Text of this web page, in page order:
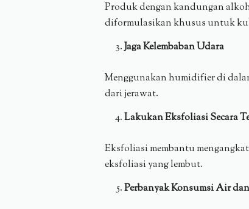
Produk dengan kandungan
diformulasikan khusus untuk
Jaga Kelembaban Udara
Menggunakan humidifier di
dari jerawat.
Lakukan Eksfoliasi Secara
Eksfoliasi membantu
eksfoliasi yang lembut.
Perbanyak Konsumsi Air